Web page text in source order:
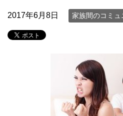
2017年6月8日 家族間のコミュ